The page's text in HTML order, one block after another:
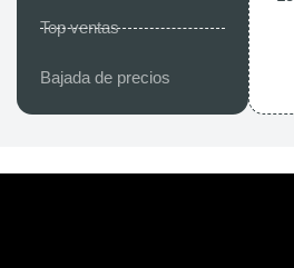
Top ventas
Bajada de precios